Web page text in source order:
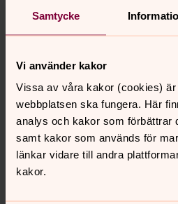
Samtycke
Vi använder kakor
Vissa av våra kakor (cookies) är
webbplatsen ska fungera. Här
analys och kakor som förbättrar
samt kakor som används för
länkar vidare till andra
kakor.
Kronolänsman
P. A. EDMAN
Gravsten
Bautasten av grå granit. 1919.
Tidstypisk och
Gravsatt
Edman August 1851-1919